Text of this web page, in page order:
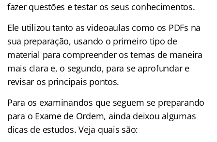
fazer questões e testar os seus conhecimentos.
Ele utilizou tanto as videoaulas como os PDFs na
sua preparação, usando o primeiro tipo de
material para compreender os temas de maneira
mais clara e, o segundo, para se aprofundar e
revisar os principais pontos.
Para os examinandos que seguem se preparando
para o Exame de Ordem, ainda deixou algumas
dicas de estudos. Veja quais são: